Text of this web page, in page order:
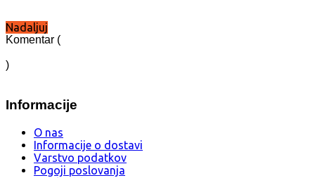
Nadaljuj
Komentar (
)
Informacije
O nas
Informacije o dostavi
Varstvo podatkov
Pogoji poslovanja